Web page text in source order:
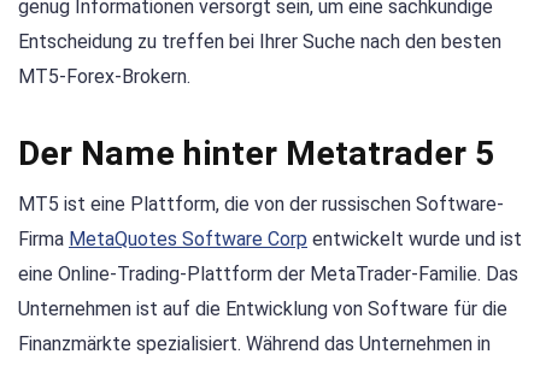
genug Informationen versorgt sein, um eine sachkundige
Entscheidung zu treffen bei Ihrer Suche nach den besten
MT5-Forex-Brokern.
Der Name hinter Metatrader 5
MT5 ist eine Plattform, die von der russischen Software-
Firma MetaQuotes Software Corp entwickelt wurde und ist
eine Online-Trading-Plattform der MetaTrader-Familie. Das
Unternehmen ist auf die Entwicklung von Software für die
Finanzmärkte spezialisiert. Während das Unternehmen in